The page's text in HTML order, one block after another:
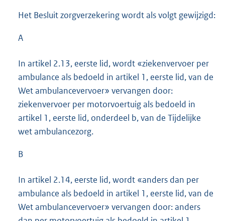
Het Besluit zorgverzekering wordt als volgt gewijzigd:
A
In artikel 2.13, eerste lid, wordt «ziekenvervoer per
ambulance als bedoeld in artikel 1, eerste lid, van de
Wet ambulancevervoer» vervangen door:
ziekenvervoer per motorvoertuig als bedoeld in
artikel 1, eerste lid, onderdeel b, van de Tijdelijke
wet ambulancezorg.
B
In artikel 2.14, eerste lid, wordt «anders dan per
ambulance als bedoeld in artikel 1, eerste lid, van de
Wet ambulancevervoer» vervangen door: anders